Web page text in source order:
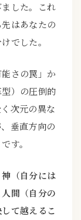
した。これ
はあなたの
でした。
さの罠」か
）の圧倒的
次元の異な
垂直方向の
す。
（自分には
間（自分の
て越えるこ